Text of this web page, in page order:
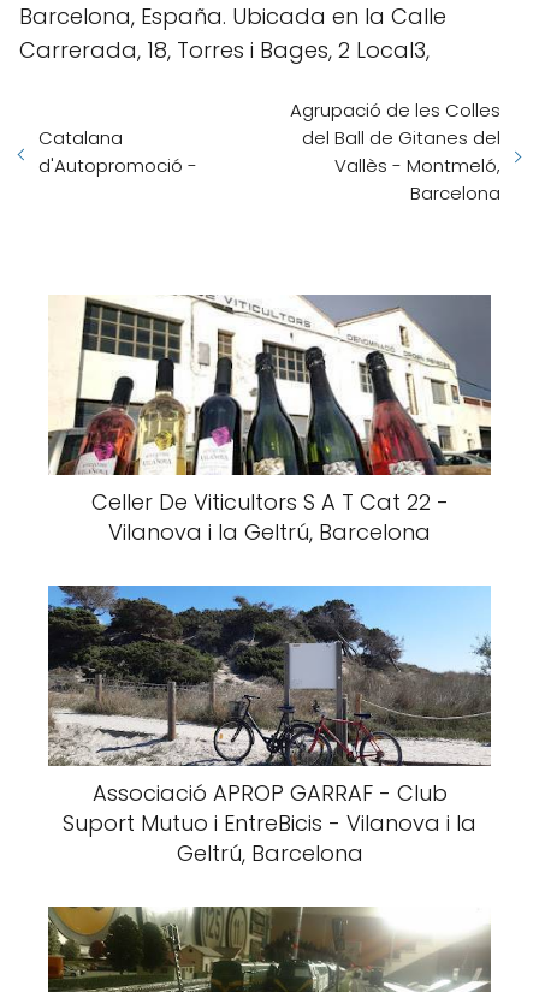
Barcelona, España. Ubicada en la Calle
Carrerada, 18, Torres i Bages, 2 Local3,
Catalana
d'Autopromoció -
Agrupació de les Colles
del Ball de Gitanes del
Vallès - Montmeló,
Barcelona
Celler De Viticultors S A T Cat 22 -
Vilanova i la Geltrú, Barcelona
Associació APROP GARRAF - Club
Suport Mutuo i EntreBicis - Vilanova i la
Geltrú, Barcelona